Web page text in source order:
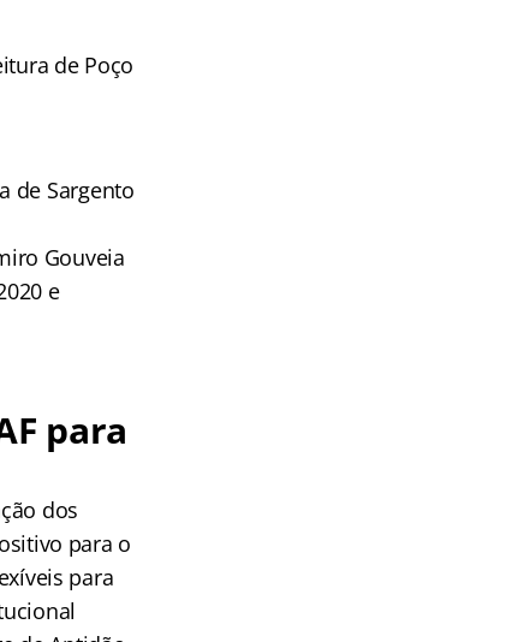
de Poço
de Sargento
Gouveia
e
para
dos
para o
para